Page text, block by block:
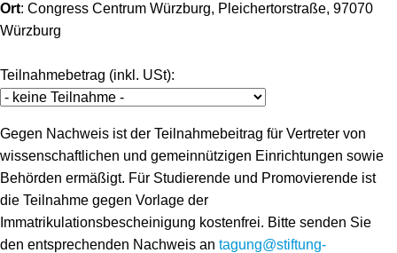
Ort: Congress Centrum Würzburg, Pleichertorstraße, 97070
Würzburg
Teilnahmebetrag (inkl. USt):
Gegen Nachweis ist der Teilnahmebeitrag für Vertreter von
wissenschaftlichen und gemeinnützigen Einrichtungen sowie
Behörden ermäßigt. Für Studierende und Promovierende ist
die Teilnahme gegen Vorlage der
Immatrikulationsbescheinigung kostenfrei. Bitte senden Sie
den entsprechenden Nachweis an tagung@stiftung-